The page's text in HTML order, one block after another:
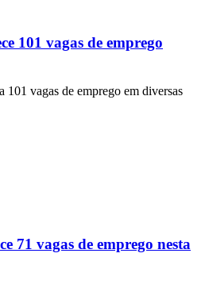
101 vagas de emprego
vagas de emprego em diversas
71 vagas de emprego nesta